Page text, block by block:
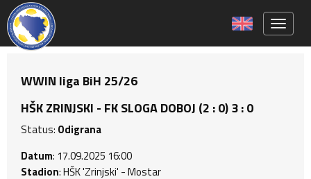
WWIN liga BiH 25/26
HŠK ZRINJSKI - FK SLOGA DOBOJ (2 : 0) 3 : 0
Status: Odigrana
Datum: 17.09.2025 16:00
Stadion: HŠK 'Zrinjski' - Mostar